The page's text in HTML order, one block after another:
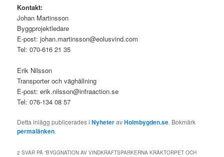
Kontakt:
Johan Martinsson
Byggprojektledare
E-post: johan.martinsson@eolusvind.com
Tel: 070-616 21 35
Erik Nilsson
Transporter och väghållning
E-post: erik.nilsson@infraaction.se
Tel: 076-134 08 57
Detta inlägg publicerades iNyheteravHolmbygden.se. Bokmärk
permalänken.
2 SVAR PÅ ”BYGGNATION AV VINDKRAFTSPARKERNA KRÅKTORPET OCH